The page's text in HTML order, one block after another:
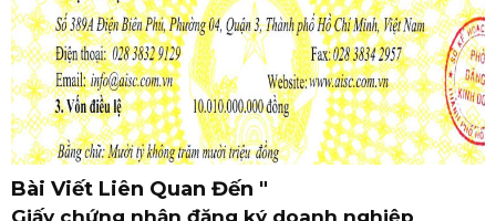
Bài Viết Liên Quan Đến "
Giấy chứng nhận đăng ký doanh nghiệp